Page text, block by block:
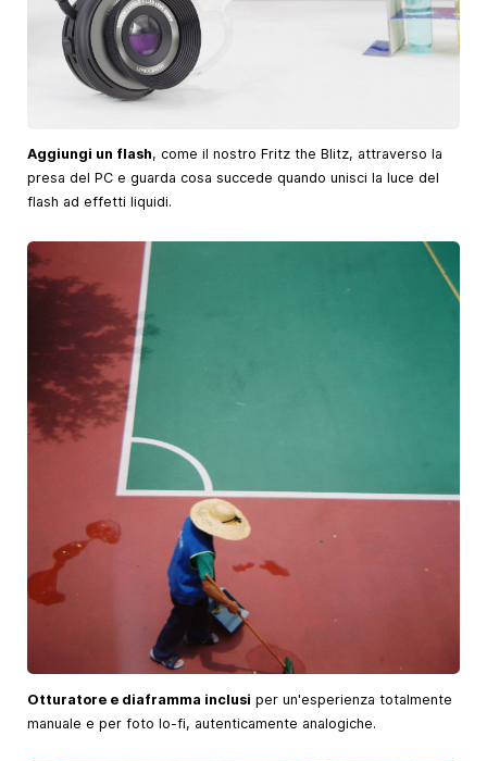
Aggiungi un flash, come il nostro Fritz the Blitz, attraverso la
presa del PC e guarda cosa succede quando unisci la luce del
flash ad effetti liquidi.
Otturatore e diaframma inclusi per un'esperienza totalmente
manuale e per foto lo-fi, autenticamente analogiche.